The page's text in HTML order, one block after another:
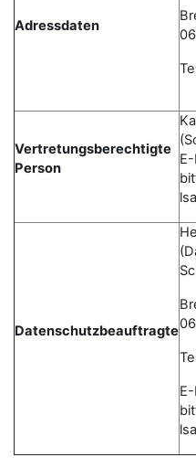
Adressdaten
Vertretungsberechtigte
Person
Datenschutzbeauftragte